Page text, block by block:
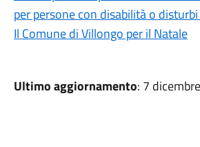
per persone con disabilità o
Il Comune di Villongo per il Natale
Ultimo aggiornamento: 7